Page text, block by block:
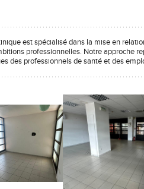
est spécialisé dans la mise en
professionnelles. Notre approche
des professionnels de santé et des